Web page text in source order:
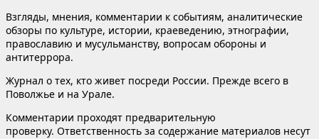
Взгляды, мнения, комментарии к событиям, аналитические
обзоры по культуре, истории, краеведению, этнографии,
православию и мусульманству, вопросам обороны и
антитеррора.
Журнал о тех, кто живет посреди России. Прежде всего в
Поволжье и на Урале.
Комментарии проходят предварительную
проверку. Ответственность за содержание материалов несут